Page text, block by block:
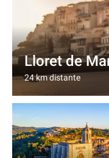
Lloret de
24 km distante